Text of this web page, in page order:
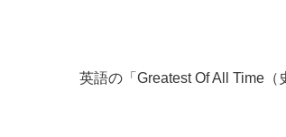
英語の「Greatest Of All Time（